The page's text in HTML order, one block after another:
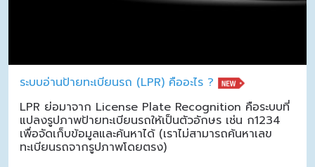
ระบบอ่านป้ายทะเบียนรถ (LPR) คืออะไร ?
LPR ย่อมาจาก License Plate Recognition คือระบบที่
แปลงรูปภาพป้ายทะเบียนรถให้เป็นตัวอักษร เช่น ก1234
เพื่อจัดเก็บข้อมูลและค้นหาได้ (เราไม่สามารถค้นหาเลข
ทะเบียนรถจากรูปภาพโดยตรง)